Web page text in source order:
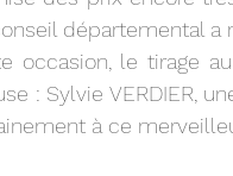
départemental a
occasion, le tirage
: Sylvie VERDIER,
à ce